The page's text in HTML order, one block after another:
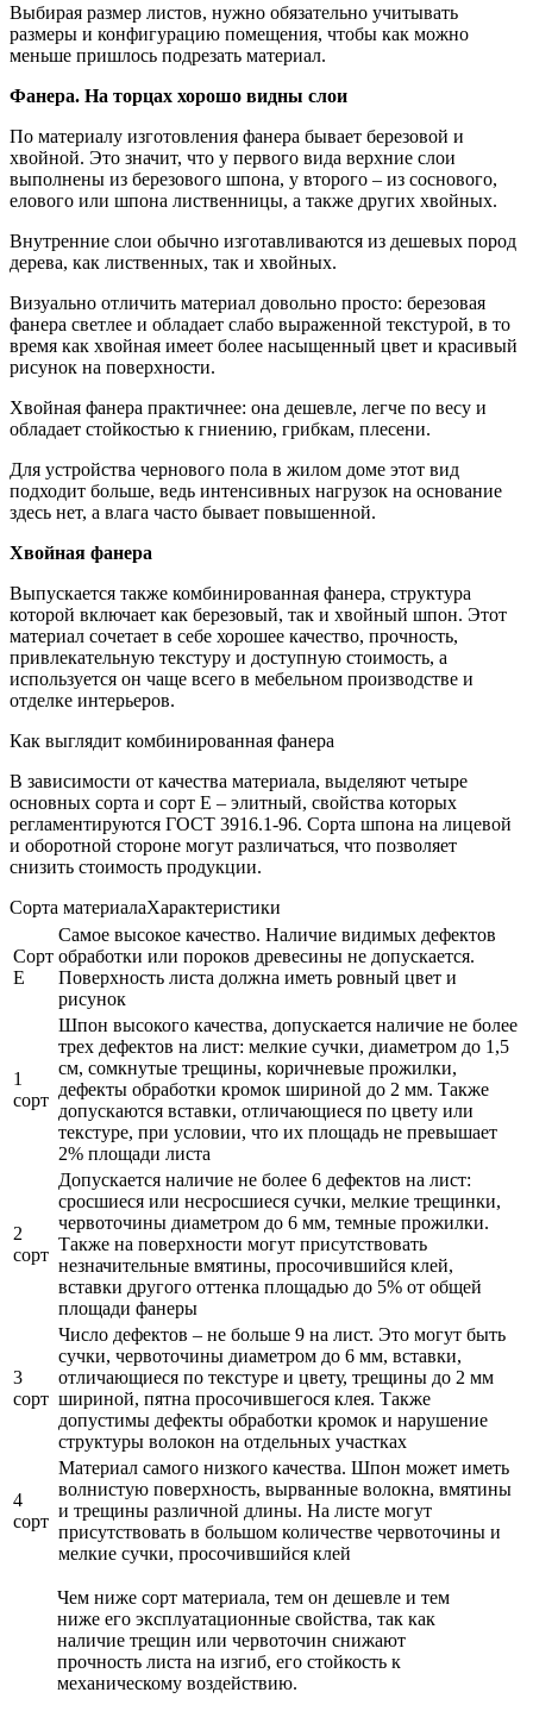
Выбирая размер листов, нужно обязательно учитывать
размеры и конфигурацию помещения, чтобы как можно
меньше пришлось подрезать материал.
Фанера. На торцах хорошо видны слои
По материалу изготовления фанера бывает березовой и
хвойной. Это значит, что у первого вида верхние слои
выполнены из березового шпона, у второго – из соснового,
елового или шпона лиственницы, а также других хвойных.
Внутренние слои обычно изготавливаются из дешевых пород
дерева, как лиственных, так и хвойных.
Визуально отличить материал довольно просто: березовая
фанера светлее и обладает слабо выраженной текстурой, в то
время как хвойная имеет более насыщенный цвет и красивый
рисунок на поверхности.
Хвойная фанера практичнее: она дешевле, легче по весу и
обладает стойкостью к гниению, грибкам, плесени.
Для устройства чернового пола в жилом доме этот вид
подходит больше, ведь интенсивных нагрузок на основание
здесь нет, а влага часто бывает повышенной.
Хвойная фанера
Выпускается также комбинированная фанера, структура
которой включает как березовый, так и хвойный шпон. Этот
материал сочетает в себе хорошее качество, прочность,
привлекательную текстуру и доступную стоимость, а
используется он чаще всего в мебельном производстве и
отделке интерьеров.
Как выглядит комбинированная фанера
В зависимости от качества материала, выделяют четыре
основных сорта и сорт Е – элитный, свойства которых
регламентируются ГОСТ 3916.1-96. Сорта шпона на лицевой
и оборотной стороне могут различаться, что позволяет
снизить стоимость продукции.
Сорта материалаХарактеристики
Сорт
Е
Самое высокое качество. Наличие видимых дефектов
обработки или пороков древесины не допускается.
Поверхность листа должна иметь ровный цвет и
рисунок
1
сорт
Шпон высокого качества, допускается наличие не более
трех дефектов на лист: мелкие сучки, диаметром до 1,5
см, сомкнутые трещины, коричневые прожилки,
дефекты обработки кромок шириной до 2 мм. Также
допускаются вставки, отличающиеся по цвету или
текстуре, при условии, что их площадь не превышает
2% площади листа
2
сорт
Допускается наличие не более 6 дефектов на лист:
сросшиеся или несросшиеся сучки, мелкие трещинки,
червоточины диаметром до 6 мм, темные прожилки.
Также на поверхности могут присутствовать
незначительные вмятины, просочившийся клей,
вставки другого оттенка площадью до 5% от общей
площади фанеры
3
сорт
Число дефектов – не больше 9 на лист. Это могут быть
сучки, червоточины диаметром до 6 мм, вставки,
отличающиеся по текстуре и цвету, трещины до 2 мм
шириной, пятна просочившегося клея. Также
допустимы дефекты обработки кромок и нарушение
структуры волокон на отдельных участках
4
сорт
Материал самого низкого качества. Шпон может иметь
волнистую поверхность, вырванные волокна, вмятины
и трещины различной длины. На листе могут
присутствовать в большом количестве червоточины и
мелкие сучки, просочившийся клей
Чем ниже сорт материала, тем он дешевле и тем
ниже его эксплуатационные свойства, так как
наличие трещин или червоточин снижают
прочность листа на изгиб, его стойкость к
механическому воздействию.